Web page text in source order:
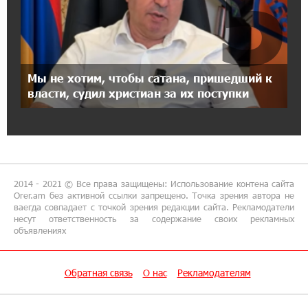
21:45:09 9-07-2026
IDBank предупреждает о мошеннических
звонках от имени пенсионных фондов
15:50:50 9-07-2026
Небольшой французский уголок в Раздане
Предателя Пашиняна нужно скинуть с трона.
18:38:14 8-07-2026
Глава МИД Иордании: Подписание мирного
Мы не хотим, чтобы сатана, пришедший к
власти, судил христиан за их поступки
2014 - 2021 © Все права защищены: Использование контена сайта
Orer.am без активной ссылки запрещено. Точка зрения автора не
ваегда совпадает с точкой зрения редакции сайта. Рекламодатели
несут ответственность за содержание своих рекламных
объявлениях
Обратная связь О нас Рекламодателям